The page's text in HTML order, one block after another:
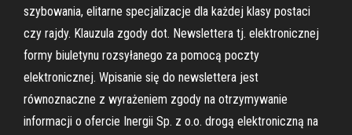
szybowania, elitarne specjalizacje dla każdej klasy postaci
czy rajdy. Klauzula zgody dot. Newslettera tj. elektronicznej
formy biuletynu rozsyłanego za pomocą poczty
elektronicznej. Wpisanie się do newslettera jest
równoznaczne z wyrażeniem zgody na otrzymywanie
informacji o ofercie Inergii Sp. z o.o. drogą elektroniczną na